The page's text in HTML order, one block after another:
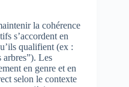
la cohérence
s’accordent en
qualifient (ex :
arbres”). Les
en genre et en
selon le contexte